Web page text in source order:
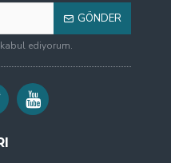
GÖNDER
ediyorum.